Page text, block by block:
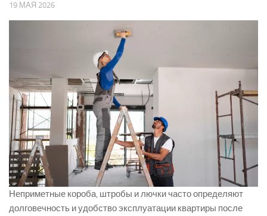
19 МАЯ 2026
Неприметные короба, штробы и лючки часто определяют
долговечность и удобство эксплуатации квартиры после